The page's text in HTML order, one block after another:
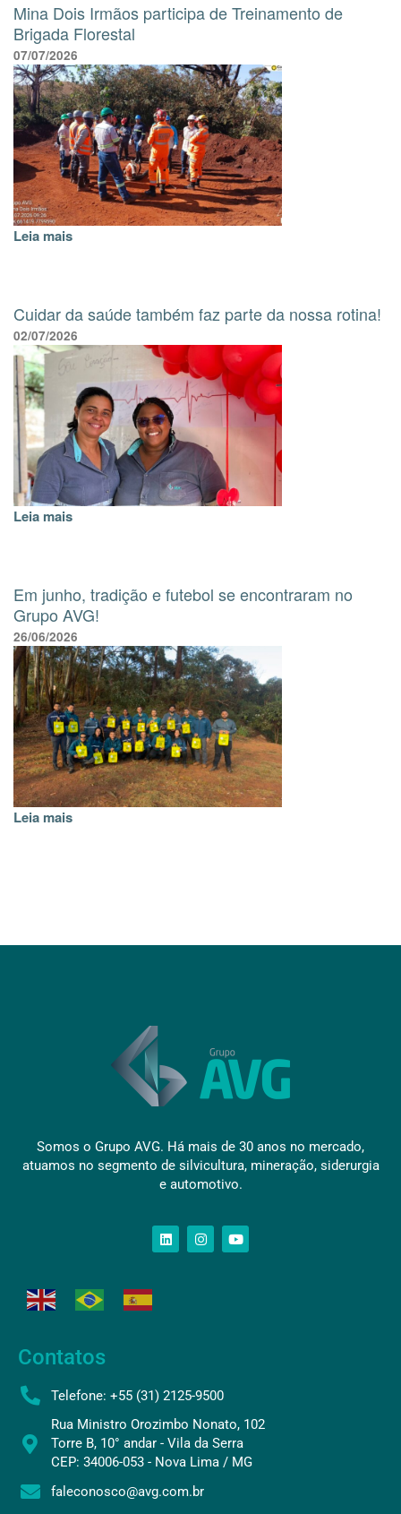
Mina Dois Irmãos participa de Treinamento de
Brigada Florestal
07/07/2026
Leia mais
Cuidar da saúde também faz parte da nossa rotina!
02/07/2026
Leia mais
Em junho, tradição e futebol se encontraram no
Grupo AVG!
26/06/2026
Leia mais
Somos o Grupo AVG. Há mais de 30 anos no mercado,
atuamos no segmento de silvicultura, mineração, siderurgia
e automotivo.
Contatos
Telefone: +55 (31) 2125-9500
Rua Ministro Orozimbo Nonato, 102
Torre B, 10° andar - Vila da Serra
CEP: 34006-053 - Nova Lima / MG
faleconosco@avg.com.br